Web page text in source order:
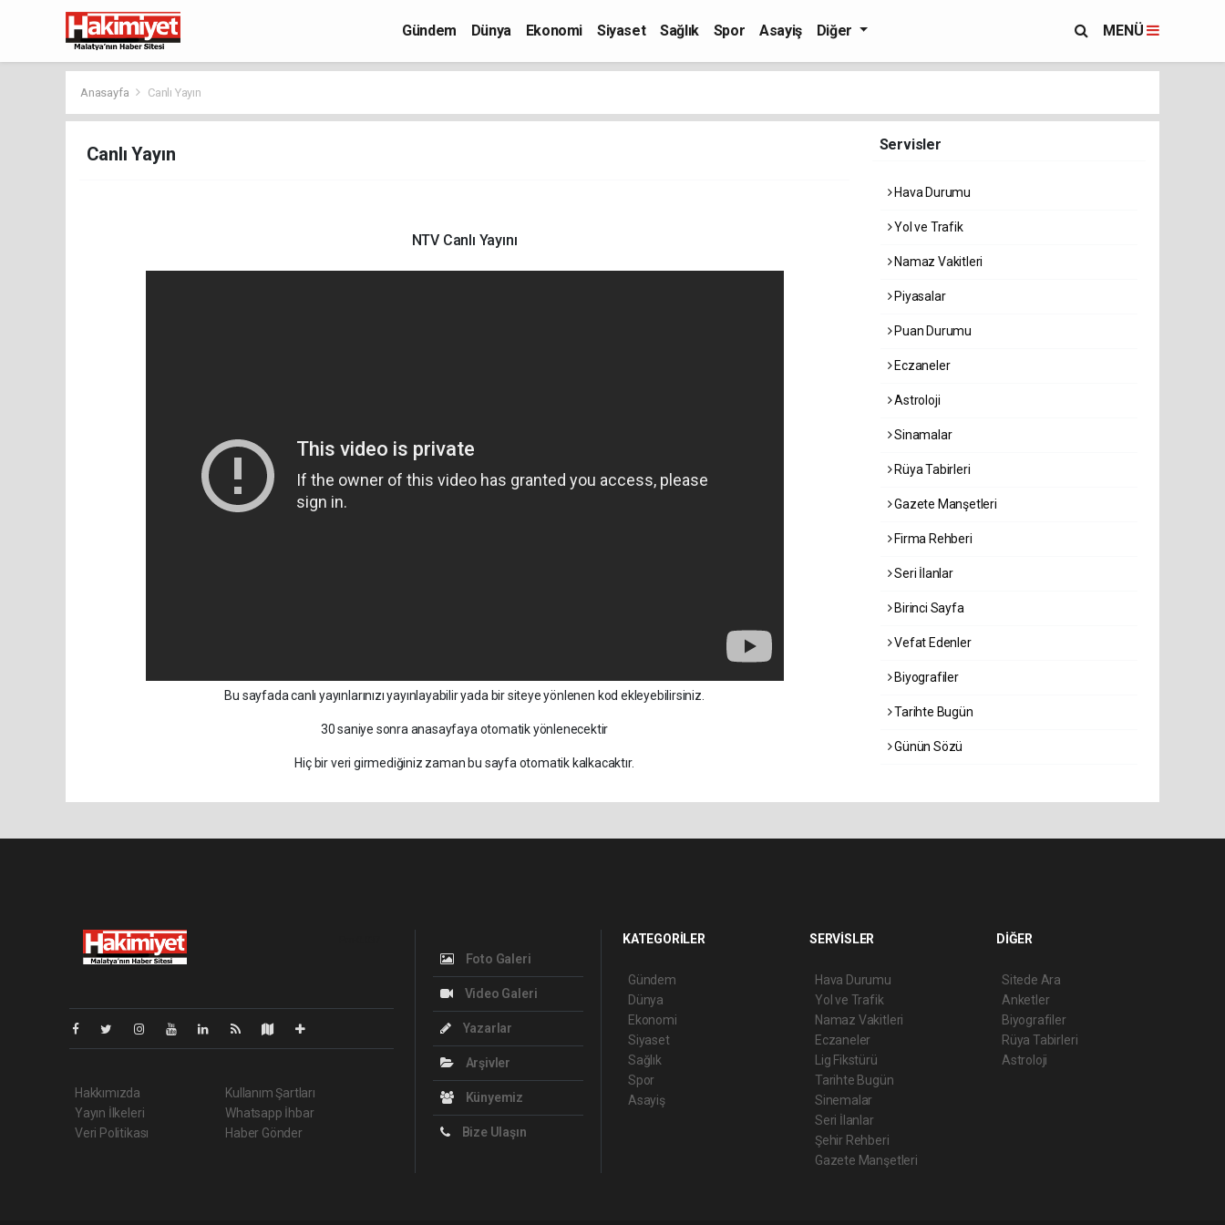
Gündem Dünya Ekonomi Siyaset Sağlık Spor Asayiş Diğer MENÜ
Anasayfa Canlı Yayın
Canlı Yayın
NTV Canlı Yayını
Bu sayfada canlı yayınlarınızı yayınlayabilir yada bir siteye yönlenen kod ekleyebilirsiniz.
30 saniye sonra anasayfaya otomatik yönlenecektir
Hiç bir veri girmediğiniz zaman bu sayfa otomatik kalkacaktır.
Servisler
Hava Durumu
Yol ve Trafik
Namaz Vakitleri
Piyasalar
Puan Durumu
Eczaneler
Astroloji
Sinamalar
Rüya Tabirleri
Gazete Manşetleri
Firma Rehberi
Seri İlanlar
Birinci Sayfa
Vefat Edenler
Biyografiler
Tarihte Bugün
Günün Sözü
Hakkımızda
Yayın İlkeleri
Veri Politikası
Kullanım Şartları
Whatsapp İhbar
Haber Gönder
Foto Galeri
Video Galeri
Yazarlar
Arşivler
Künyemiz
Bize Ulaşın
KATEGORİLER
Gündem
Dünya
Ekonomi
Siyaset
Sağlık
Spor
Asayiş
SERVİSLER
Hava Durumu
Yol ve Trafik
Namaz Vakitleri
Eczaneler
Lig Fikstürü
Tarihte Bugün
Sinemalar
Seri İlanlar
Şehir Rehberi
Gazete Manşetleri
DİĞER
Sitede Ara
Anketler
Biyografiler
Rüya Tabirleri
Astroloji